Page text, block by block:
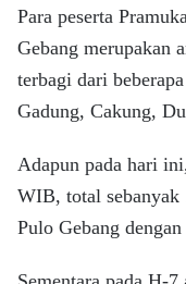
Para peserta
Gebang merupakan
terbagi dari
Gadung, Cakung,
Adapun pada hari
WIB, total sebanyak
Pulo Gebang